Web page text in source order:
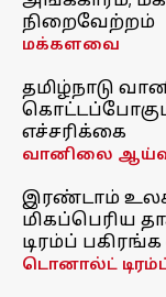
நிறைவேற்றம்
மக்களவை
தமிழ்நாடு
எச்சரிக்கை
வானிலை
இரண்டாம்
மிகப்பெரிய
டிரம்ப்
டொனால்ட்